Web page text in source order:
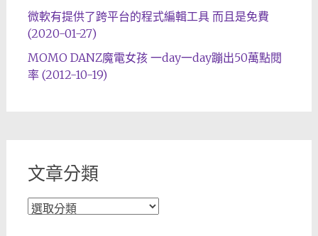
微軟有提供了跨平台的程式編輯工具 而且是免費
(2020-01-27)
MOMO DANZ魔電女孩 一day一day蹦出50萬點閱
率 (2012-10-19)
文章分類
文